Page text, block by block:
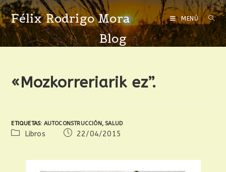
Félix Rodrigo Mora MENÚ
Blog
«Mozkorreriarik ez”.
ETIQUETAS: AUTOCONSTRUCCIÓN, SALUD
Libros 22/04/2015